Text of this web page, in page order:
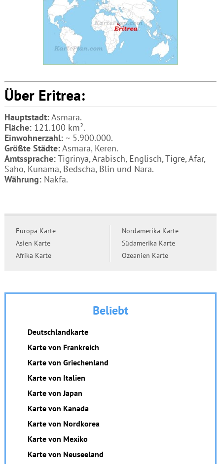
Über Eritrea:
Hauptstadt:Asmara.
Fläche:121.100 km².
Einwohnerzahl:~ 5.900.000.
Größte Städte:Asmara, Keren.
Amtssprache:Tigrinya, Arabisch, Englisch, Tigre, Afar,
Saho, Kunama, Bedscha, Blin und Nara.
Währung:Nakfa.
Europa Karte
Asien Karte
Afrika Karte
Nordamerika Karte
Südamerika Karte
Ozeanien Karte
Beliebt
Deutschlandkarte
Karte von Frankreich
Karte von Griechenland
Karte von Italien
Karte von Japan
Karte von Kanada
Karte von Nordkorea
Karte von Mexiko
Karte von Neuseeland